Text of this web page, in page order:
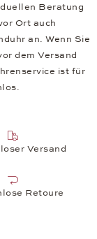
Beratung
Ort auch
an. Wenn Sie
dem Versand
ist für
Versand
Retoure